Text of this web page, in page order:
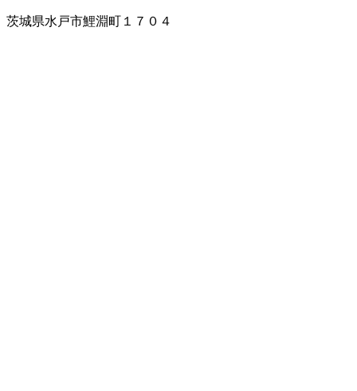
茨城県水戸市鯉淵町１７０４